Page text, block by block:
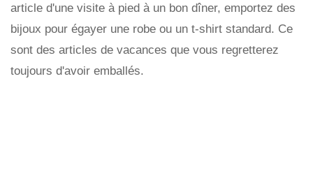
article d'une visite à pied à un bon dîner, emportez des
bijoux pour égayer une robe ou un t-shirt standard. Ce
sont des articles de vacances que vous regretterez
toujours d'avoir emballés.